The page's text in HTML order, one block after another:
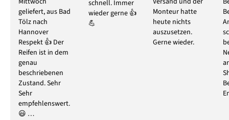
geliefert, aus Bad
Tölz nach
Hannover
Respekt 👍 Der
Reifen ist in dem
genau
beschriebenen
Zustand. Sehr
Sehr
empfehlenswert.
😃 …
schnell. Immer
wieder gerne 👍
💪
Monteur hatte
heute nichts
auszusetzen.
Gerne wieder.